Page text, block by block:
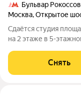
Бульвар
Москва,Открытое
Сдаётся студия
на 2 этаже в 5-
Холодильник Микроволновка Дом - кирпичный, окна выходят
на улицу.
Снять